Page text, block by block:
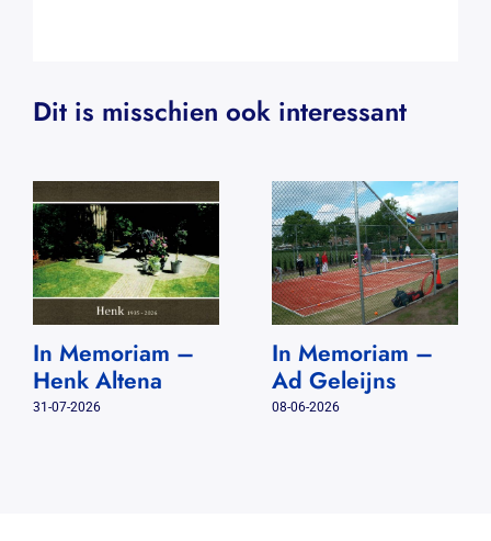
Dit is misschien ook interessant
In Memoriam –
Henk Altena
31-07-2026
In Memoriam –
Ad Geleijns
08-06-2026